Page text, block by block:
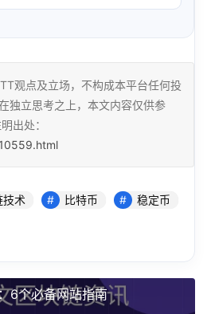
观点及立场，不构成本平台任何投
独立思考之上，本文内容仅供参
出处：
技术 比特币 稳定币
6个必备网站指南